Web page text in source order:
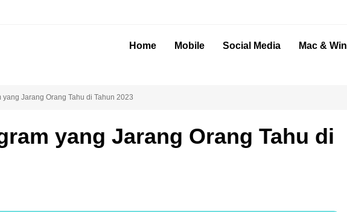
Home Mobile Social Media Mac & Win
yang Jarang Orang Tahu di Tahun 2023
yang Jarang Orang Tahu di